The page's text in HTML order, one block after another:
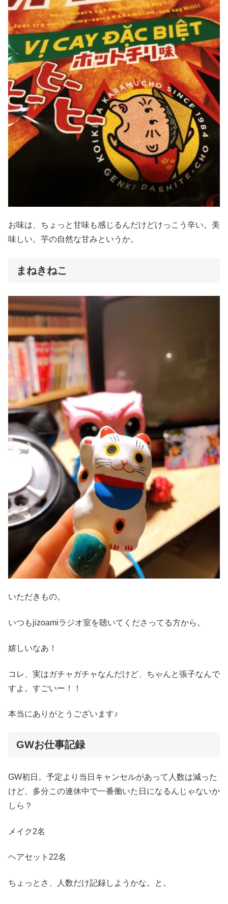
お味は、ちょっと甘味も感じるんだけどけっこう辛い。美
味しい。芋の自然な甘みというか。
まねきねこ
いただきもの。
いつもjizoamiラジオ室を聴いてくださってる方から。
嬉しいなあ！
コレ、実はガチャガチャなんだけど、ちゃんと張子なんで
すよ。すごいー！！
本当にありがとうございます♪
GWお仕事記録
GW初日。予定より当日キャンセルがあって人数は減った
けど、多分この連休中で一番働いた日になるんじゃないか
しら？
メイク2名
ヘアセット22名
ちょっとさ、人数だけ記録しようかな。と。